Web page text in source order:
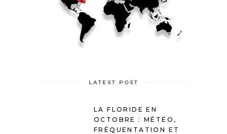
LATEST POST
LA FLORIDE EN
OCTOBRE : MÉTÉO,
FRÉQUENTATION ET